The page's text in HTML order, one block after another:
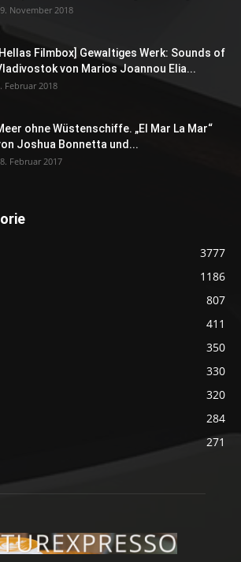
November 2018
Filmbox] Gewaltiges Werk: Sounds of
von Marios Joannou Elia...
Februar 2018
ohne Wüstenschiffe. „El Mar La Mar“
Joshua Bonnetta und...
Februar 2017
3777
1186
807
411
350
330
320
284
271